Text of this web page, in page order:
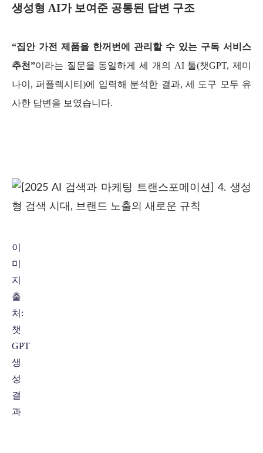
생성형 AI가 보여준 공통된 답변 구조
“집안 가전 제품을 한꺼번에 관리할 수 있는 구독 서비스
추천”이라는 질문을 동일하게 세 개의 AI 툴(챗GPT, 제미
나이, 퍼플렉시티)에 입력해 분석한 결과, 세 도구 모두 유
사한 답변을 보였습니다.
이
미
지
출
처:
챗
GPT
생
성
결
과